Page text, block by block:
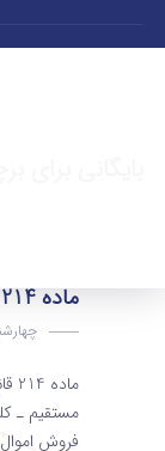
ماده 214 قانون مالیاتهای مستقیم
چهارشنبه ,
مستقیم ـ
فروش